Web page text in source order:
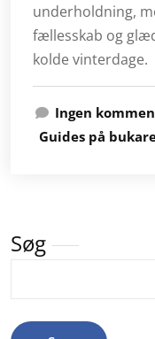
underholdning,
fællesskab og
kolde vinterdage.
Ingen
Guides på
Søg